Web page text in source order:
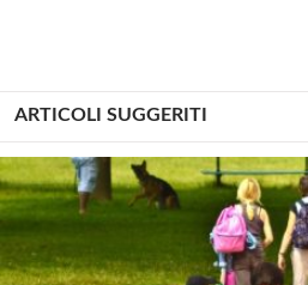
ARTICOLI SUGGERITI